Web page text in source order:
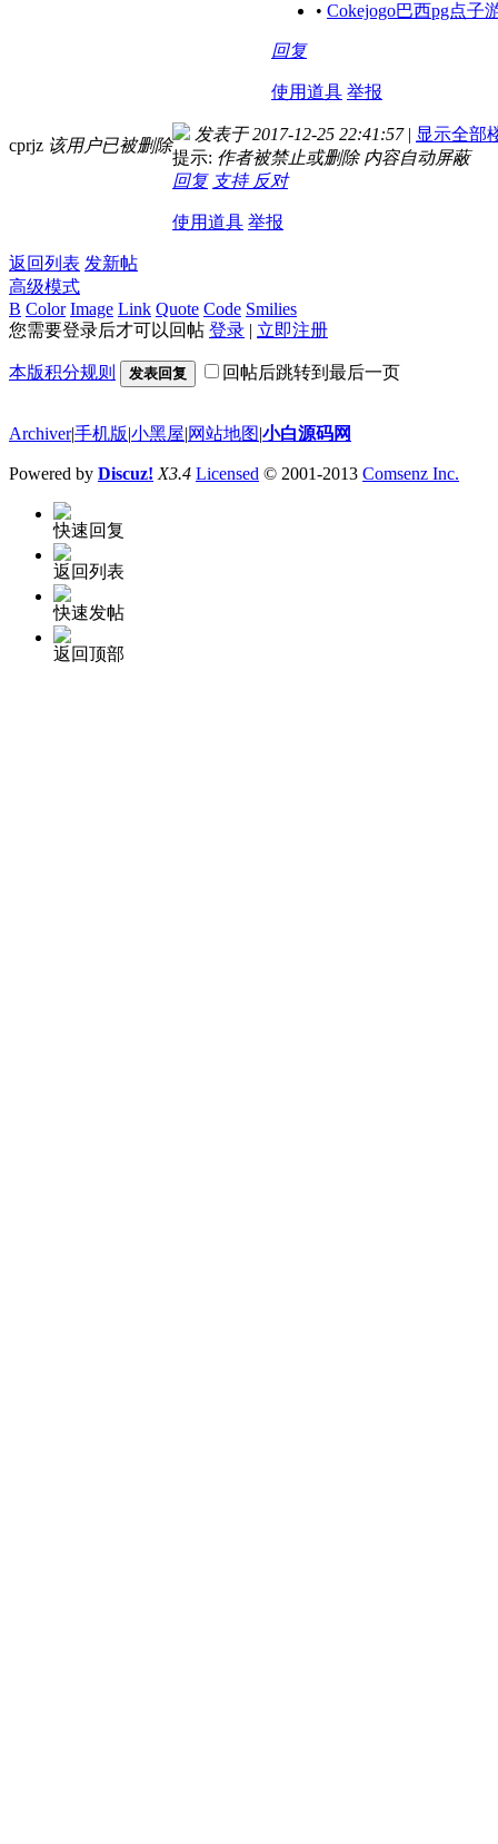
• Cokejogo巴西pg点子
回复
使用道具 举报
cprjz 该用户已被删除
发表于 2017-12-25 22:41:57
显示全部
提示: 作者被禁止或删除 内容自动屏蔽
回复 支持 反对
使用道具 举报
返回列表 发新帖
高级模式
B Color Image Link Quote Code Smilies
您需要登录后才可以回帖 登录 立即注册
本版积分规则 发表回复 回帖后跳转到最后一页
Archiver|手机版 小黑屋 网站地图 小白源码网
Powered by Discuz! X3.4 Licensed © 2001-2013 Comsenz Inc.
快速回复
返回列表
快速发帖
返回顶部